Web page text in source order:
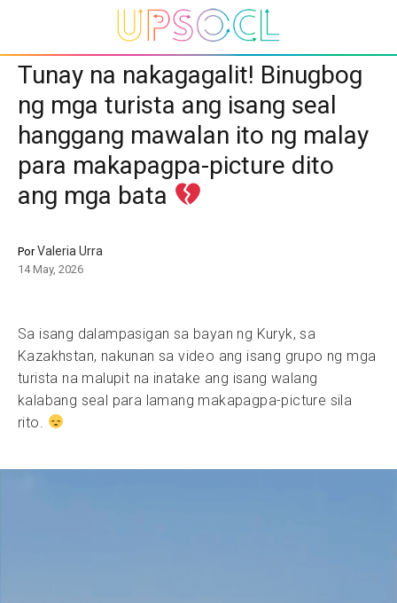
Tunay na nakagagalit! Binugbog
ng mga turista ang isang seal
hanggang mawalan ito ng malay
para makapagpa-picture dito
ang mga bata
PorValeria Urra
14 May, 2026
Sa isang dalampasigan sa bayan ng Kuryk, sa
Kazakhstan, nakunan sa video ang isang grupo ng mga
turista na malupit na inatake ang isang walang
kalabang seal para lamang makapagpa-picture sila
rito.